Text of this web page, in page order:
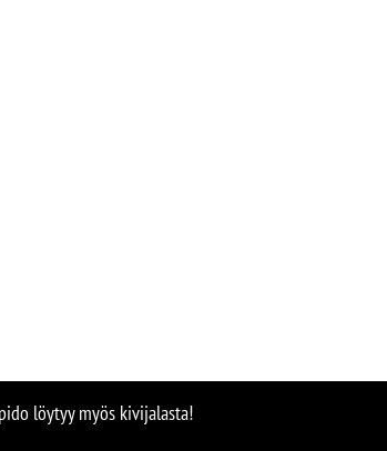
löytyy myös kivijalasta!